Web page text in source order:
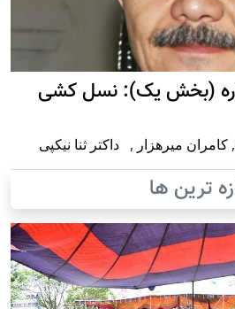
(بخش یک): نسل کشی
, کامران میرهزار , داکتر ثنا نیکپی
ترین ها